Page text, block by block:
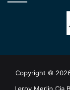
Copyright ©